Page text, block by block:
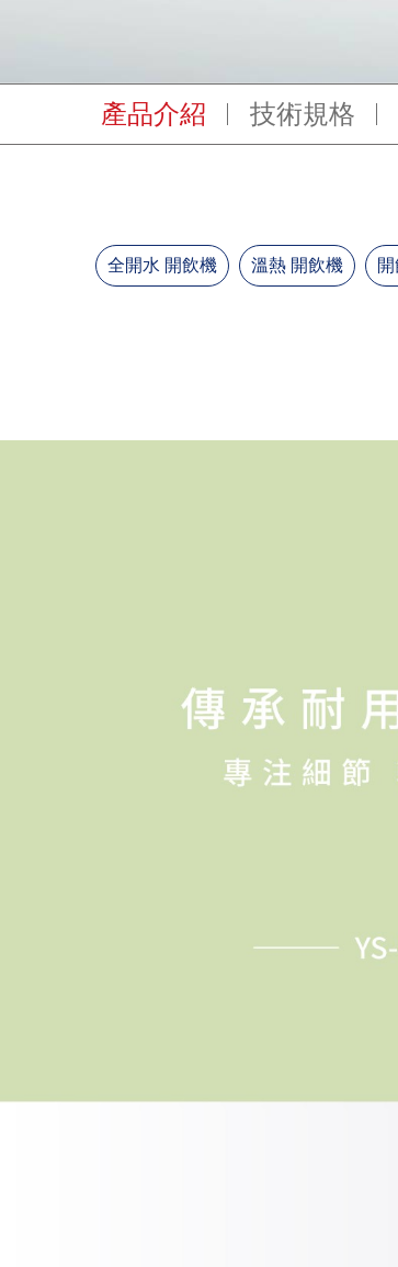
產品介紹 技術規格
溫熱 開飲機 開飲機 透明水位視窗